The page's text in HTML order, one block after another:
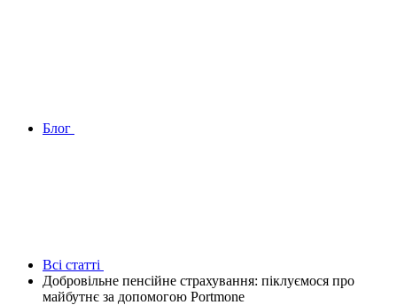
Блог
Всі статтi
Добровільне пенсійне страхування: піклуємося про
майбутнє за допомогою Portmone